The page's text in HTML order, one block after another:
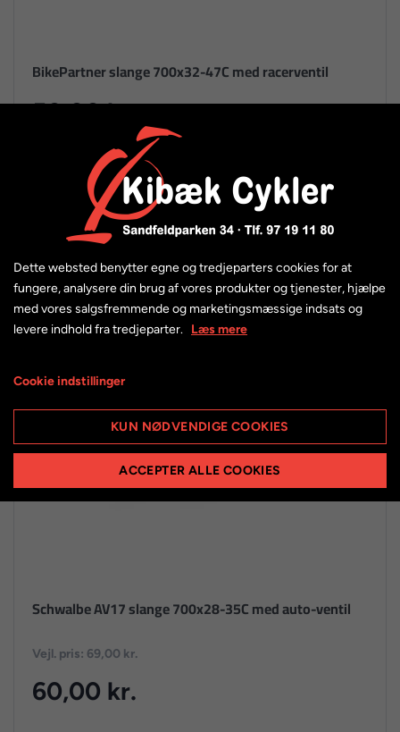
BikePartner slange 700x32-47C med racerventil
50,00 kr.
Schwalbe AV17 slange 700x28-35C med auto-ventil
Vejl. pris: 69,00 kr.
60,00 kr.
Dette websted benytter egne og tredjeparters cookies for at
fungere, analysere din brug af vores produkter og tjenester, hjælpe
med vores salgsfremmende og marketingsmæssige indsats og
levere indhold fra tredjeparter. Læs mere
Cookie indstillinger
KUN NØDVENDIGE COOKIES
ACCEPTER ALLE COOKIES